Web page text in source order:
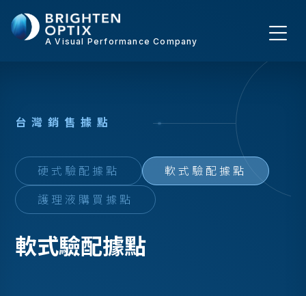
A Visual Performance Company
台灣銷 售據點
硬式驗配據點 軟式驗配據點
護理液購買據點
軟式驗配據點